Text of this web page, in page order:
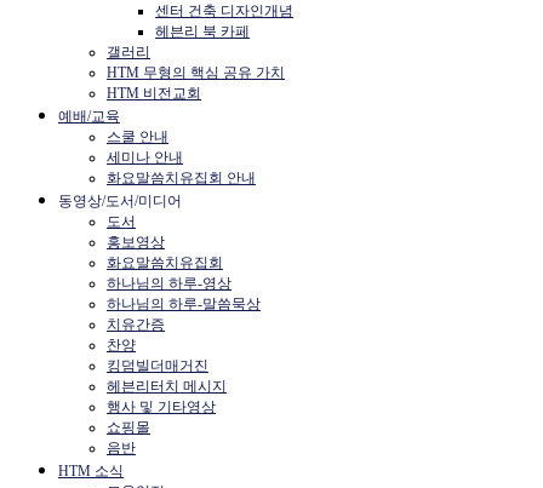
센터 건축 디자인개념
헤븐리 북 카페
갤러리
HTM 무형의 핵심 공유 가치
HTM 비전교회
예배/교육
스쿨 안내
세미나 안내
화요말씀치유집회 안내
동영상/도서/미디어
도서
홍보영상
화요말씀치유집회
하나님의 하루-영상
하나님의 하루-말씀묵상
치유간증
찬양
킹덤빌더매거진
헤븐리터치 메시지
행사 및 기타영상
쇼핑몰
음반
HTM 소식